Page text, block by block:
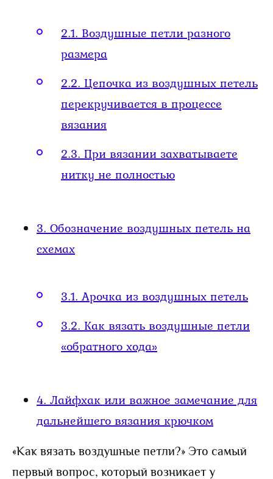
2.1. Воздушные петли разного
размера
2.2. Цепочка из воздушных петель
перекручивается в процессе
вязания
2.3. При вязании захватываете
нитку не полностью
3. Обозначение воздушных петель на
схемах
3.1. Арочка из воздушных петель
3.2. Как вязать воздушные петли
«обратного хода»
4. Лайфхак или важное замечание для
дальнейшего вязания крючком
«Как вязать воздушные петли?» Это самый
первый вопрос, который возникает у